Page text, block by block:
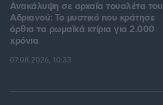
Ανακάλυψη σε αρχαία τουαλέτα του
Αδριανού: Το μυστικό που κράτησε
όρθια τα ρωμαϊκά κτίρια για 2.000
χρόνια
07.08.2026, 10:33